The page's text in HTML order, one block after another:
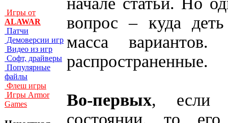
Игры от
ALAWAR
Патчи
Демоверсии игр
Видео из игр
Софт, драйверы
Популярные
файлы
Флеш игры
Игры Armor
Games
вопрос – куда
масса
распространенные.
Во-первых, если
состоянии, то